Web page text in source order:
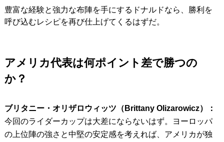
豊富な経験と強力な布陣を手にするドナルドなら、勝利を
呼び込むレシピを再び仕上げてくるはずだ。
アメリカ代表は何ポイント差で勝つの
か？
ブリタニー・オリザロウィッツ（Brittany Olizarowicz）：
今回のライダーカップは大差にならないはず。ヨーロッパ
の上位陣の強さと中堅の安定感を考えれば、アメリカが独